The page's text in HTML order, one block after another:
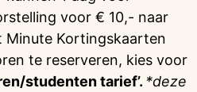
voor € 10,- naar
Minute Kortingskaarten
te reserveren, kies voor
studenten tarief’. *deze